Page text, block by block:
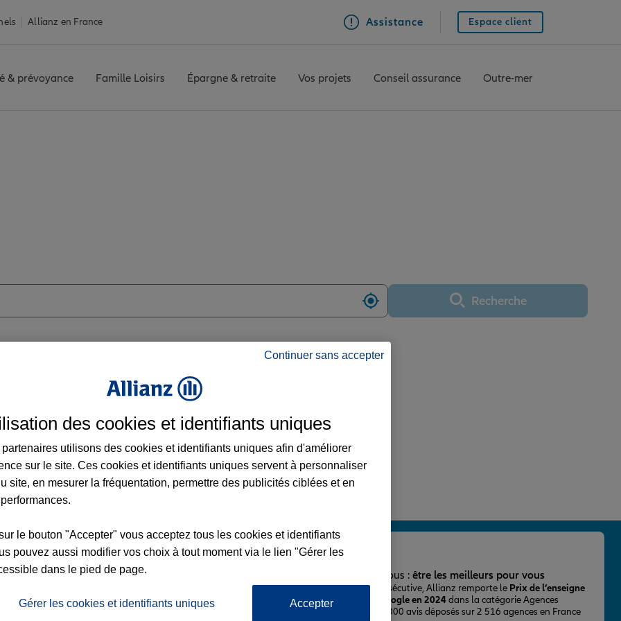
Allianz en France Assistance Espace client
& prévoyance Famille Loisirs Épargne & retraite Vos projets Conseil assurance Outre-mer
Utiliser ma positionRecherche
FRANCE
Voir l'agence
ANZIN
L'important pour nous : être les meilleurs pour vous
Pour la 2ème fois consécutive, Allianz remporte le Prix de l’enseigne
la mieux notée sur Google en 2024dans la catégorie Agences
d’Assurance, avec 43 000 avis déposés sur 2 516 agences en France
Continuer sans accepter
des cookies et identifiants uniques
partenaires utilisons des cookies et identifiants uniques afin d'améliorer
sur le site. Ces cookies et identifiants uniques servent à personnaliser
site, en mesurer la fréquentation, permettre des publicités ciblées et en
le bouton "Accepter" vous acceptez tous les cookies et identifiants
pouvez aussi modifier vos choix à tout moment via le lien "Gérer les
dans le pied de page.
Gérer les cookies et identifiants uniques Accepter